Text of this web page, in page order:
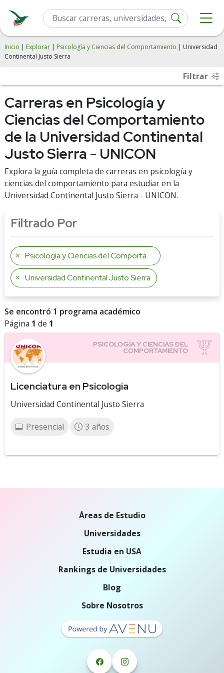
Inicio | Explorar | Psicología y Ciencias del Comportamiento | Universidad
Continental Justo Sierra
Filtrar
Carreras en Psicología y
Ciencias del Comportamiento
de la Universidad Continental
Justo Sierra - UNICON
Explora la guía completa de carreras en psicología y
ciencias del comportamiento para estudiar en la
Universidad Continental Justo Sierra - UNICON.
Filtrado Por
Psicología y Ciencias del Comportamiento
Universidad Continental Justo Sierra
Se encontró 1 programa académico
Página 1 de 1
Licenciatura en Psicología
Universidad Continental Justo Sierra
Presencial 3 años
Áreas de Estudio
Universidades
Estudia en USA
Rankings de Universidades
Blog
Sobre Nosotros